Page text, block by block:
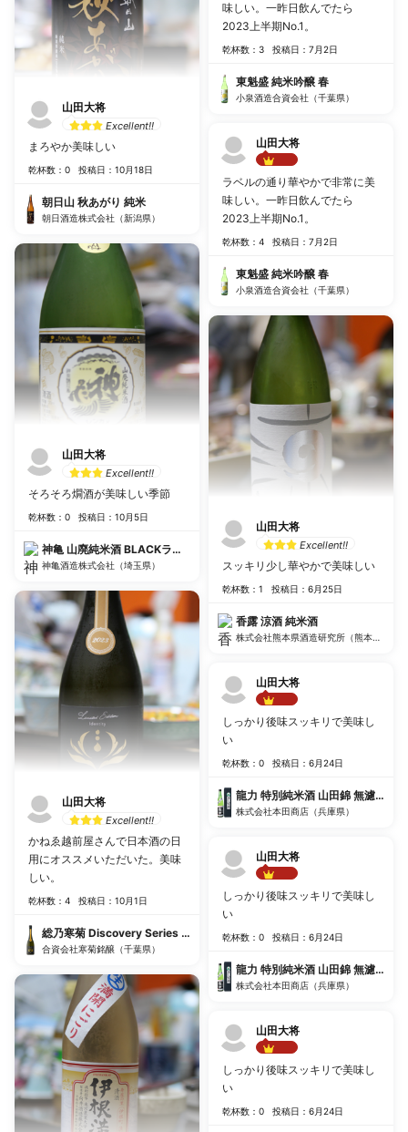
山田大将
Excellent!!
まろやか美味しい
乾杯数：0 投稿日：10月18日
朝日山 秋あがり 純米
朝日酒造株式会社（新潟県）
山田大将
Excellent!!
そろそろ燗酒が美味しい季節
乾杯数：0 投稿日：10月5日
神亀 山廃純米酒 BLACKラベル
神亀酒造株式会社（埼玉県）
山田大将
Excellent!!
かねゑ越前屋さんで日本酒の日
用にオススメいただいた。美味
しい。
乾杯数：4 投稿日：10月1日
総乃寒菊 Discovery Series Identity 2023 総の舞50 うすにごり無濾過生
合資会社寒菊銘醸（千葉県）
味しい。一昨日飲んでたら
2023上半期No.1。
乾杯数：3 投稿日：7月2日
東魁盛 純米吟醸 春
小泉酒造合資会社（千葉県）
山田大将
Best!!
ラベルの通り華やかで非常に美
味しい。一昨日飲んでたら
2023上半期No.1。
乾杯数：4 投稿日：7月2日
東魁盛 純米吟醸 春
小泉酒造合資会社（千葉県）
山田大将
Excellent!!
スッキリ少し華やかで美味しい
乾杯数：1 投稿日：6月25日
香露 涼酒 純米酒
株式会社熊本県酒造研究所（熊本県）
山田大将
Best!!
しっかり後味スッキリで美味し
い
乾杯数：0 投稿日：6月24日
龍力 特別純米酒 山田錦 無濾過生
株式会社本田商店（兵庫県）
山田大将
Best!!
しっかり後味スッキリで美味し
い
乾杯数：0 投稿日：6月24日
龍力 特別純米酒 山田錦 無濾過生
株式会社本田商店（兵庫県）
山田大将
Best!!
しっかり後味スッキリで美味し
い
乾杯数：0 投稿日：6月24日